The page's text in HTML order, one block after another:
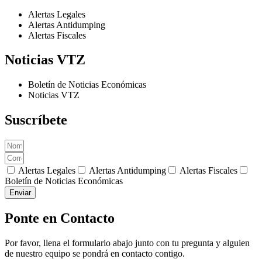
Alertas Legales
Alertas Antidumping
Alertas Fiscales
Noticias VTZ
Boletín de Noticias Económicas
Noticias VTZ
Suscríbete
Alertas Legales Alertas Antidumping
Alertas Fiscales
Boletín de Noticias Económicas
Enviar
Ponte en Contacto
Por favor, llena el formulario abajo junto con tu pregunta y alguien
de nuestro equipo se pondrá en contacto contigo.